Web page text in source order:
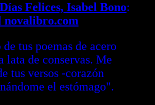
Felices, Isabel Bono:
tus poemas de acero
lata de conservas. Me
tus versos -corazón
el estómago".